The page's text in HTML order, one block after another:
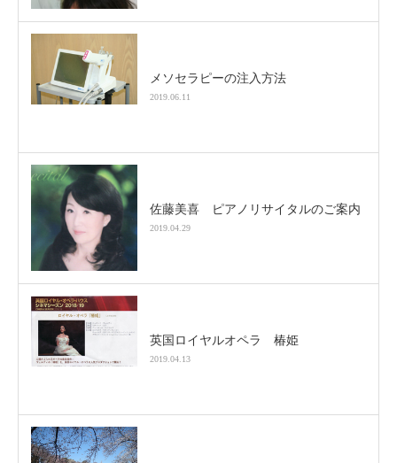
メソセラピーの注入方法
2019.06.11
佐藤美喜 ピアノリサイタルのご案内
2019.04.29
英国ロイヤルオペラ 椿姫
2019.04.13